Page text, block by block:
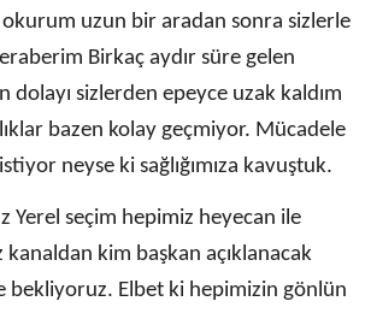
uzun bir aradan sonra sizlerle
Birkaç aydır süre gelen
dolayı sizlerden epeyce uzak kaldım
bazen kolay geçmiyor. Mücadele
neyse ki sağlığımıza kavuştuk.
Yerel seçim hepimiz heyecan ile
kanaldan kim başkan açıklanacak
bekliyoruz. Elbet ki hepimizin gönlün